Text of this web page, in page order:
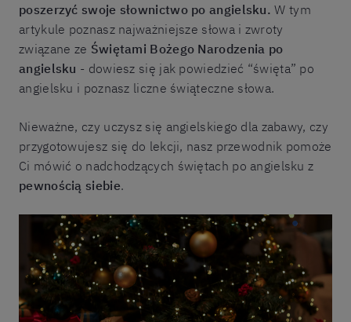
poszerzyć swoje słownictwo po angielsku. W tym
artykule poznasz najważniejsze słowa i zwroty
związane ze Świętami Bożego Narodzenia po
angielsku - dowiesz się jak powiedzieć “święta” po
angielsku i poznasz liczne świąteczne słowa.
Nieważne, czy uczysz się angielskiego dla zabawy, czy
przygotowujesz się do lekcji, nasz przewodnik pomoże
Ci mówić o nadchodzących świętach po angielsku z
pewnością siebie.